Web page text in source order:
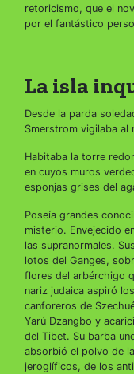
retoricismo, que el
por el fantástico
La isla
Desde la parda
Smerstrom vigilaba al
Habitaba la torre
en cuyos muros
esponjas grises del
Poseía grandes
misterio. Envejecido
las supranormales.
lotos del Ganges,
flores del arbérchigo
nariz judaica aspiró
canforeros de
Yarú Dzangbo y
del Tibet. Su barba
absorbió el polvo de
jeroglíficos, de los